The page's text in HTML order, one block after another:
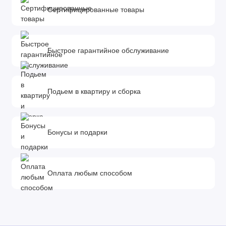
Зарядное устройство и аккумулятор в комплекте
Машина оснащена двумя двигателями мощностью по 165W
каждый. Аккумулятор 12V емкостью 8Ah. Для зарядки
аккумулятора не обязательно доставать его из
электромобиля. Для полного заряда требуется от 8 до 12
• Возраст: от 3+
• 1-я скорость: 3,4 км/ч
• 2-я скорость: 6,7 км/ч
Сертифицированные товары
Быстрое гарантийное обслуживание
Подьем в квартиру и сборка
Бонусы и подарки
Оплата любым способом